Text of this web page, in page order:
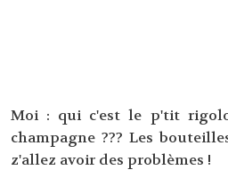
Moi : qui c'est le p'tit
champagne ??? Les
z'allez avoir des problèmes !